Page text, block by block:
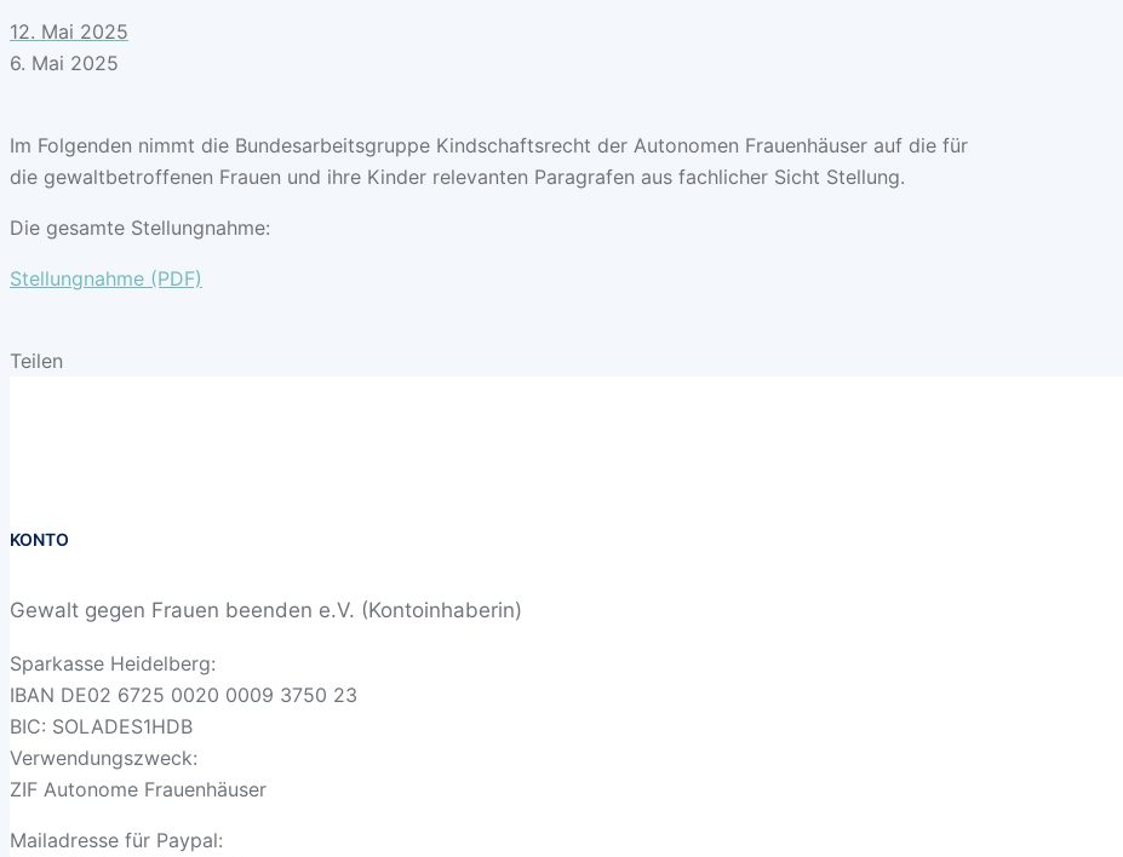
12. Mai 2025
6. Mai 2025
Im Folgenden nimmt die Bundesarbeitsgruppe Kindschaftsrecht der Autonomen Frauenhäuser auf die für
die gewaltbetroffenen Frauen und ihre Kinder relevanten Paragrafen aus fachlicher Sicht Stellung.
Die gesamte Stellungnahme:
Stellungnahme (PDF)
Teilen
KONTO
Gewalt gegen Frauen beenden e.V. (Kontoinhaberin)
Sparkasse Heidelberg:
IBAN DE02 6725 0020 0009 3750 23
BIC: SOLADES1HDB
Verwendungszweck:
ZIF Autonome Frauenhäuser
Mailadresse für Paypal: